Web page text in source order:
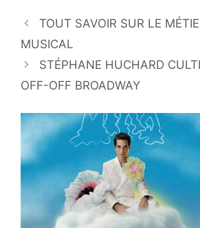
TOUT SAVOIR SUR LE
MUSICAL
STÉPHANE HUCHARD
OFF-OFF BROADWAY